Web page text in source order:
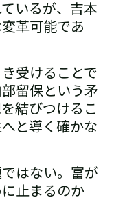
いるが、吉本
革可能であ
受けることで
部留保という矛
結びつけるこ
と導く確かな
はない。富が
止まるのか――